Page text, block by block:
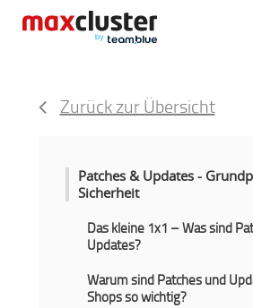
Zurück zur Übersicht
Patches & Updates -
Sicherheit
Das kleine 1x1 – Was sind
Updates?
Warum sind Patches und
Shops so wichtig?